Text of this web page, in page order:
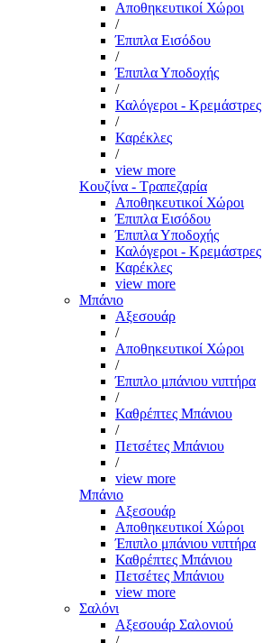
Αποθηκευτικοί Χώροι
/
Έπιπλα Εισόδου
/
Έπιπλα Υποδοχής
/
Καλόγεροι - Κρεμάστρες
/
Καρέκλες
/
view more
Κουζίνα - Τραπεζαρία
Αποθηκευτικοί Χώροι
Έπιπλα Εισόδου
Έπιπλα Υποδοχής
Καλόγεροι - Κρεμάστρες
Καρέκλες
view more
Μπάνιο
Αξεσουάρ
/
Αποθηκευτικοί Χώροι
/
Έπιπλο μπάνιου νιπτήρα
/
Καθρέπτες Μπάνιου
/
Πετσέτες Μπάνιου
/
view more
Μπάνιο
Αξεσουάρ
Αποθηκευτικοί Χώροι
Έπιπλο μπάνιου νιπτήρα
Καθρέπτες Μπάνιου
Πετσέτες Μπάνιου
view more
Σαλόνι
Αξεσουάρ Σαλονιού